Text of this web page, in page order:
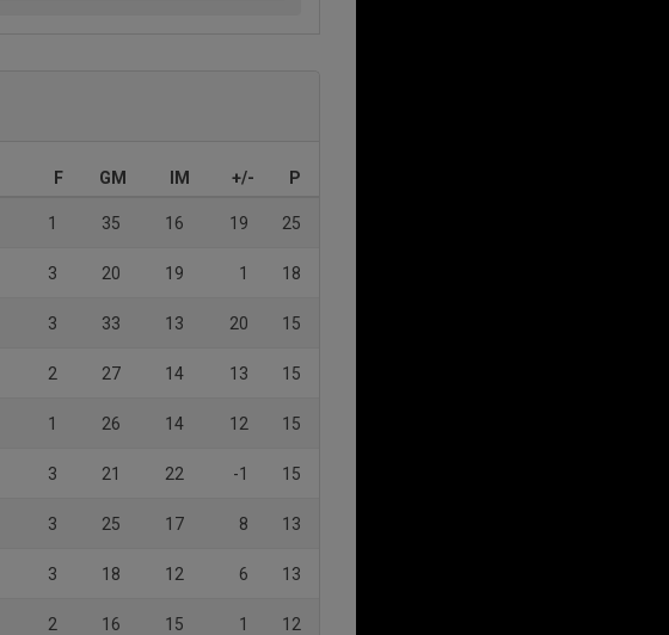
F GM IM +/- P
1 35 16 19 25
3 20 19 1 18
3 33 13 20 15
2 27 14 13 15
1 26 14 12 15
3 21 22 -1 15
3 25 17 8 13
3 18 12 6 13
2 16 15 1 12